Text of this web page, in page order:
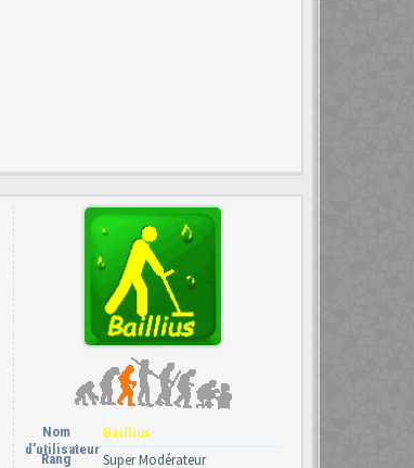
Nom
d’utilisateur
Baillius
Rang Super Modérateur